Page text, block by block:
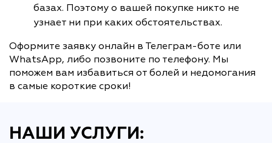
базах. Поэтому о вашей покупке никто не
узнает ни при каких обстоятельствах.
Оформите заявку онлайн в Телеграм-боте или
WhatsApp, либо позвоните по телефону. Мы
поможем вам избавиться от болей и недомогания
в самые короткие сроки!
НАШИ УСЛУГИ: